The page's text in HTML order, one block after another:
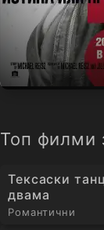
Топ филми
Тексаски
двама
Романтични